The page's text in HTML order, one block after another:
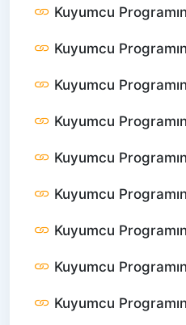
Kuyumcu
Kuyumcu
Kuyumcu
Kuyumcu
Kuyumcu
Kuyumcu
Kuyumcu
Kuyumcu
Kuyumcu